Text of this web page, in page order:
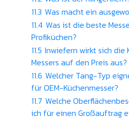
11.3 Was macht ein
11.4 Was ist die beste
Profiküchen?
11.5 Inwiefern wirkt sich die
Messers auf den Preis aus?
11.6 Welcher Tang-Typ
für OEM-Küchenmesser?
11.7 Welche
ich für einen Großauftrag